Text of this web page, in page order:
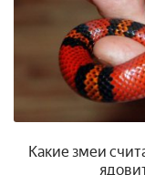
Какие змеи